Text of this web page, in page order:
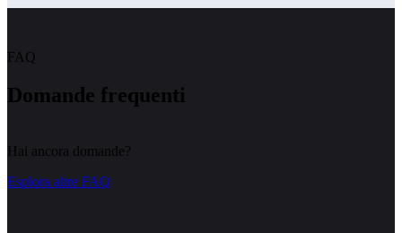
FAQ
Domande frequenti
Hai ancora domande?
Esplora altre FAQ